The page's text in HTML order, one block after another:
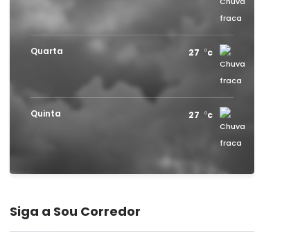
Quarta 27 c
Quinta 27 c
Siga a Sou Corredor